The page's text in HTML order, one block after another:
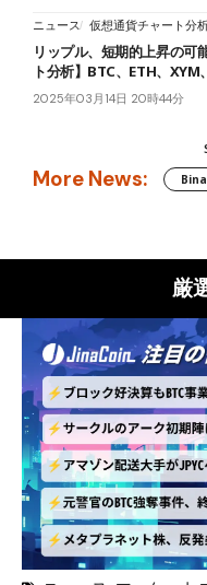
ニュース 仮想通貨チャート分
リップル、短期的上昇の可
ト分析】BTC、ETH、XYM
2025年03月14日 20時44分
More News:
厳